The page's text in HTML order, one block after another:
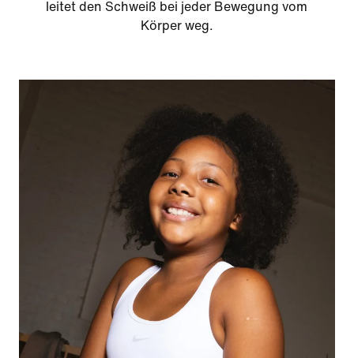
leitet den Schweiß bei jeder Bewegung vom
Körper weg.